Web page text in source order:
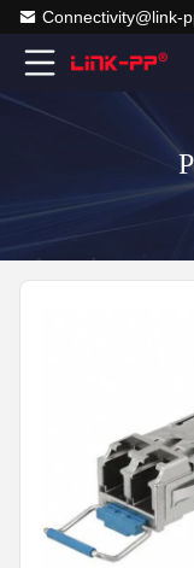
Connectivity@link-